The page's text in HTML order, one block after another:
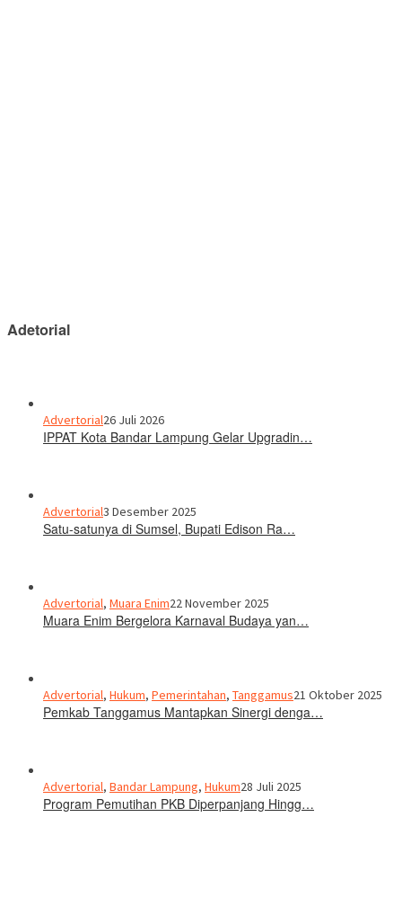
Adetorial
Advertorial26 Juli 2026
IPPAT Kota Bandar Lampung Gelar Upgradin…
Advertorial3 Desember 2025
Satu-satunya di Sumsel, Bupati Edison Ra…
Advertorial, Muara Enim22 November 2025
Muara Enim Bergelora Karnaval Budaya yan…
Advertorial, Hukum, Pemerintahan, Tanggamus21 Oktober 2025
Pemkab Tanggamus Mantapkan Sinergi denga…
Advertorial, Bandar Lampung, Hukum28 Juli 2025
Program Pemutihan PKB Diperpanjang Hingg…